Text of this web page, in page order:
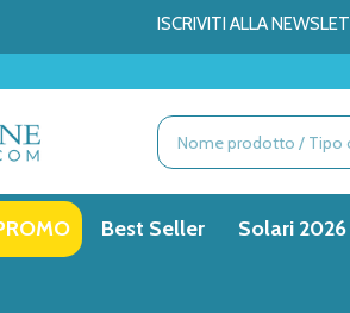
ISCRIVITI ALLA
Ricerca
Best Seller Solari 2026